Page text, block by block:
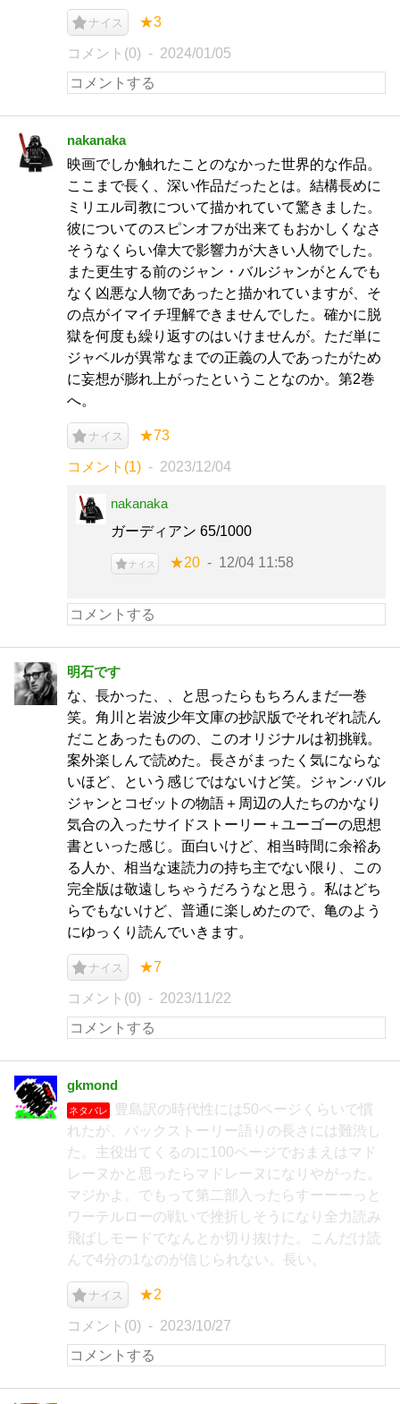
ナイス ★3
コメント(0) 2024/01/05
nakanaka
映画でしか触れたことのなかった世界的な作品。
ここまで長く、深い作品だったとは。結構長めに
ミリエル司教について描かれていて驚きました。
彼についてのスピンオフが出来てもおかしくなさ
そうなくらい偉大で影響力が大きい人物でした。
また更生する前のジャン・バルジャンがとんでも
なく凶悪な人物であったと描かれていますが、そ
の点がイマイチ理解できませんでした。確かに脱
獄を何度も繰り返すのはいけませんが。ただ単に
ジャベルが異常なまでの正義の人であったがため
に妄想が膨れ上がったということなのか。第2巻
へ。
ナイス ★73
コメント(1) 2023/12/04
nakanaka
ガーディアン 65/1000
ナイス ★20 12/04 11:58
明石です
な、長かった、、と思ったらもちろんまだ一巻
笑。角川と岩波少年文庫の抄訳版でそれぞれ読ん
だことあったものの、このオリジナルは初挑戦。
案外楽しんで読めた。長さがまったく気にならな
いほど、という感じではないけど笑。ジャン·バル
ジャンとコゼットの物語＋周辺の人たちのかなり
気合の入ったサイドストーリー＋ユーゴーの思想
書といった感じ。面白いけど、相当時間に余裕あ
る人か、相当な速読力の持ち主でない限り、この
完全版は敬遠しちゃうだろうなと思う。私はどち
らでもないけど、普通に楽しめたので、亀のよう
にゆっくり読んでいきます。
ナイス ★7
コメント(0) 2023/11/22
gkmond
ネタバレ
豊島訳の時代性には50ページくらいで慣
れたが、バックストーリー語りの長さには難渋し
た。主役出てくるのに100ページでおまえはマド
レーヌかと思ったらマドレーヌになりやがった。
マジかよ。でもって第二部入ったらすーーーっと
ワーテルローの戦いで挫折しそうになり全力読み
飛ばしモードでなんとか切り抜けた。こんだけ読
んで4分の1なのが信じられない。長い。
ナイス ★2
コメント(0) 2023/10/27